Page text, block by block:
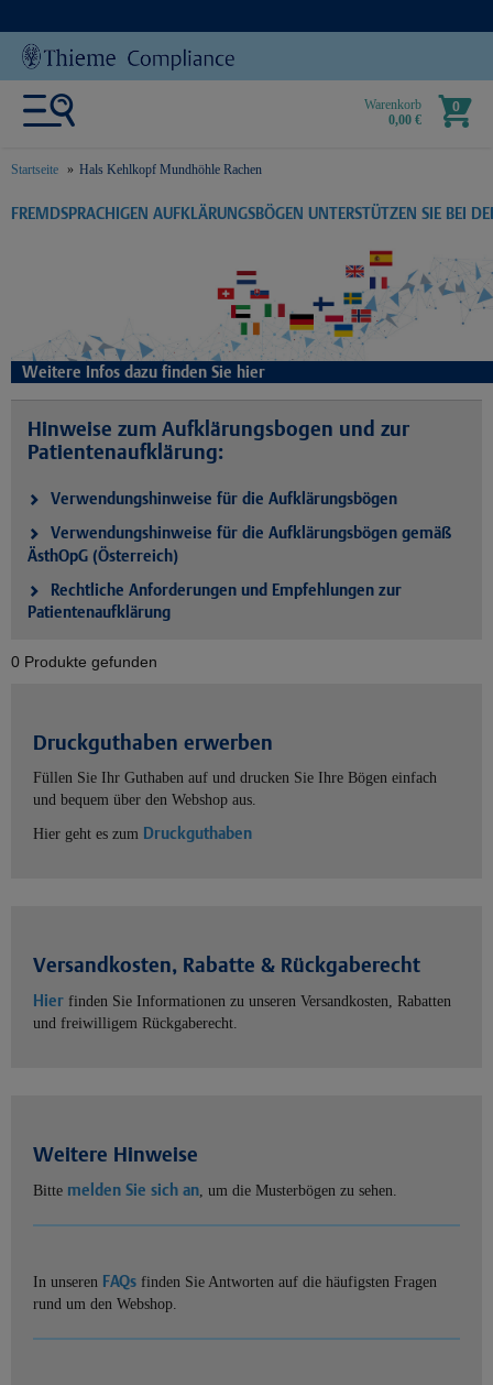
Warenkorb
0,00 €
0
Startseite Hals Kehlkopf Mundhöhle Rachen
text.skipToContent
text.skipToNavigation
FREMDSPRACHIGEN AUFKLÄRUNGSBÖGEN UNTERSTÜTZEN SIE BEI
Weitere Infos dazu finden Sie hier
Hinweise zum Aufklärungsbogen und zur
Patientenaufklärung:
Verwendungshinweise für die Aufklärungsbögen
Verwendungshinweise für die Aufklärungsbögen gemäß
ÄsthOpG (Österreich)
Rechtliche Anforderungen und Empfehlungen zur
Patientenaufklärung
0 Produkte gefunden
Druckguthaben erwerben
Füllen Sie Ihr Guthaben auf und drucken Sie Ihre Bögen einfach
und bequem über den Webshop aus.
Hier geht es zum Druckguthaben
Versandkosten, Rabatte & Rückgaberecht
Hier finden Sie Informationen zu unseren Versandkosten, Rabatten
und freiwilligem Rückgaberecht.
Weitere Hinweise
Bitte melden Sie sich an, um die Musterbögen zu sehen.
In unseren FAQs finden Sie Antworten auf die häufigsten Fragen
rund um den Webshop.